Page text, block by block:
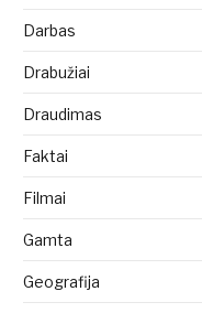
Darbas
Drabužiai
Draudimas
Faktai
Filmai
Gamta
Geografija